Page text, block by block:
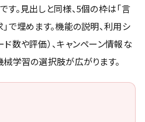
す。見出しと同様、5個の枠は「言
で埋めます。機能の説明、利用シ
数や評価）、キャンペーン情報な
械学習の選択肢が広がります。